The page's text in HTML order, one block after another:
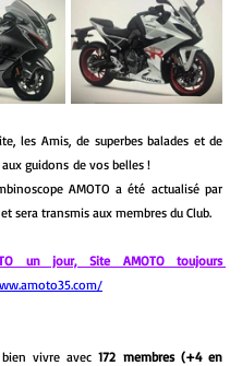
les Amis, de superbes balades et de
guidons de vos belles !
AMOTO a été actualisé par
sera transmis aux membres du Club.
un jour, Site AMOTO toujours
vivre avec 172 membres (+4 en